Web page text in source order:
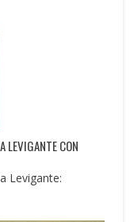
LEVIGANTE CON
Levigante: